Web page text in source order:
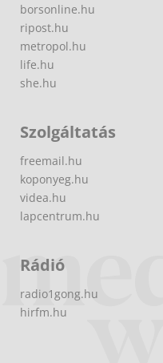
borsonline.hu
ripost.hu
metropol.hu
life.hu
she.hu
Szolgáltatás
freemail.hu
koponyeg.hu
videa.hu
lapcentrum.hu
Rádió
radio1gong.hu
hirfm.hu